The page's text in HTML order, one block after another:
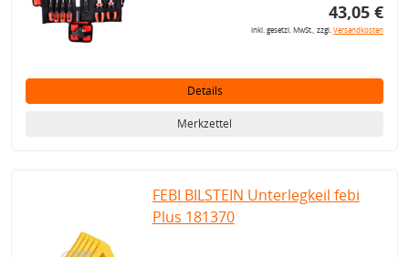
43,05 €
inkl. gesetzl. MwSt., zzgl.Versandkosten
Details
Merkzettel
FEBI BILSTEIN Unterlegkeil febi
Plus 181370